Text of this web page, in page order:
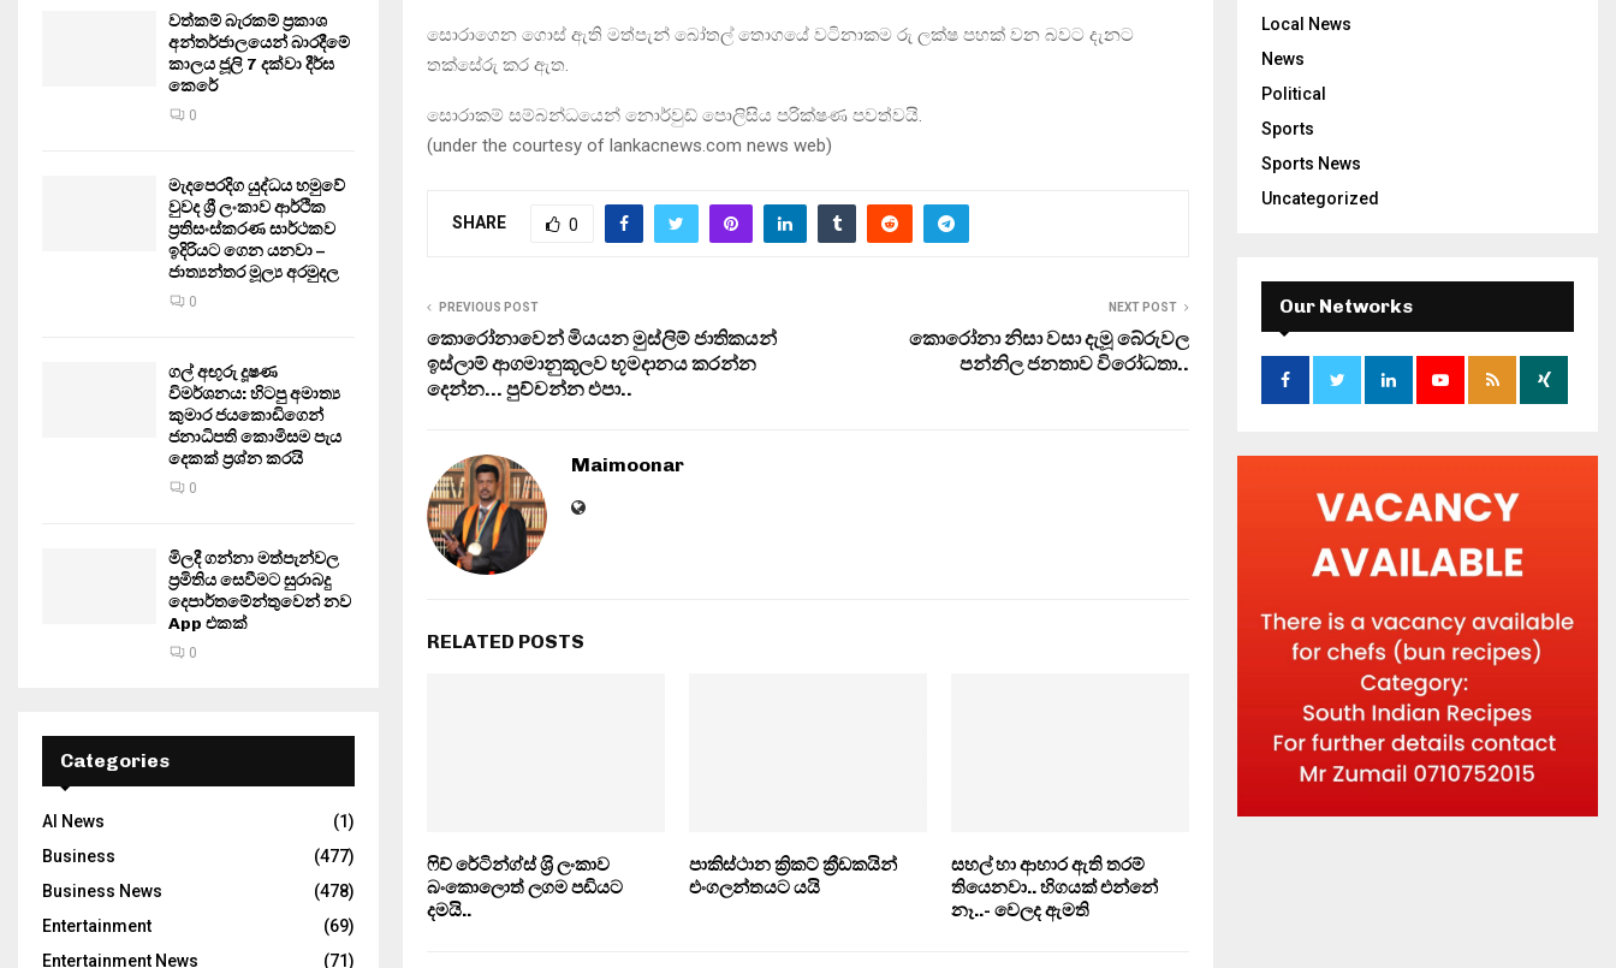
සොරාගෙන ගොස් ඇති මත්පැන් බෝතල් තොගයේ වටිනාකම රු ලක්ෂ පහක් වන බවට දැනට
තක්සේරු කර ඇත.
සොරාකම් සම්බන්ධයෙන් නොර්වුඩ් පොලිසිය පරික්ෂණ පවත්වයි.
(under the courtesy of lankacnews.com news web)
SHARE 0
PREVIOUS POST
කොරෝනාවෙන් මියයන මුස්ලිම් ජාතිකයන්
ඉස්ලාම් ආගමානුකූලව භූමදානය කරන්න
දෙන්න… පුච්චන්න එපා..
NEXT POST
කොරෝනා නිසා වසා දැමූ බේරුවල
පන්නිල ජනතාව විරෝධතා..
Maimoonar
RELATED POSTS
ෆිච් රේටින්ග්ස් ශ‍්‍රි ලංකාව
බංකොලොත් ලගම පඩියට
දමයි..
පාකිස්ථාන ක්‍රිකට් ක්‍රීඩකයින්
එංගලන්තයට යයි
සහල් හා ආහාර ඇති තරම්
තියෙනවා.. හිගයක් එන්නේ
නෑ..- වෙලද ඇමති
වත්කම් බැරකම් ප්‍රකාශ
අන්තර්ජාලයෙන් බාරදීමේ
කාලය ජූලි 7 දක්වා දීර්ඝ
කෙරේ
0
මැදපෙරදිග යුද්ධය හමුවේ
වුවද ශ්‍රී ලංකාව ආර්ථික
ප්‍රතිසංස්කරණ සාර්ථකව
ඉදිරියට ගෙන යනවා –
ජාත්‍යන්තර මූල්‍ය අරමුදල
0
ගල් අඟුරු දූෂණ
විමර්ශනය: හිටපු අමාත්‍ය
කුමාර ජයකොඩිගෙන්
ජනාධිපති කොමිසම පැය
දෙකක් ප්‍රශ්න කරයි
0
මිලදී ගන්නා මත්පැන්වල
ප්‍රමිතිය සෙවීමට සුරාබදු
දෙපාර්තමේන්තුවෙන් නව
App එකක්
0
Categories
AI News
(1)
Business
(477)
Business News
(478)
Entertainment
(69)
Entertainment News
(71)
Local News
News
Political
Sports
Sports News
Uncategorized
Our Networks